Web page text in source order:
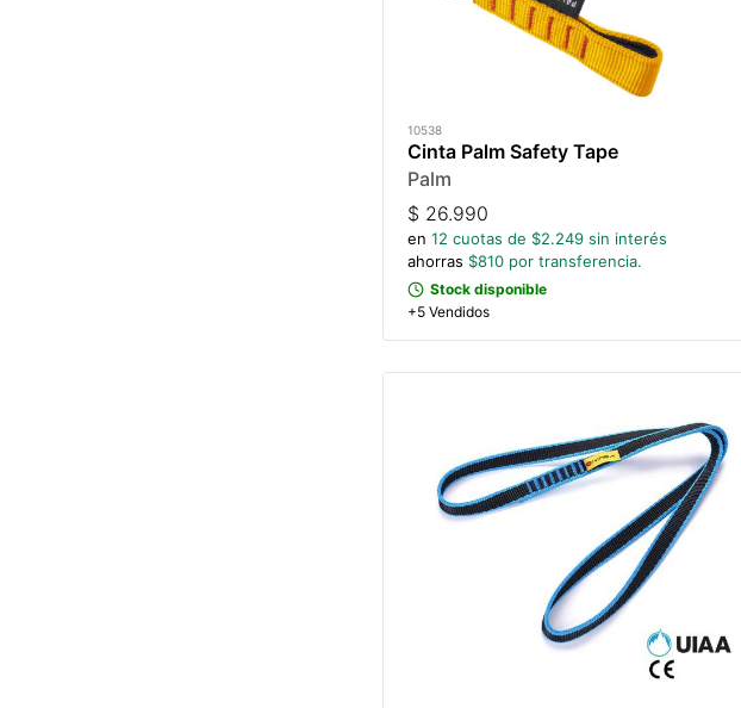
10538
Cinta Palm Safety Tape
Palm
$ 26.990
en 12 cuotas de $2.249 sin interés
ahorras $810 por transferencia.
Stock disponible
+5 Vendidos